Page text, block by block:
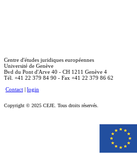
Centre d'études juridiques européennes
Université de Genève
Bvd du Pont d'Arve 40 - CH 1211 Genève 4
Tél. +41 22 379 84 90 - Fax +41 22 379 86 62
Contact | login
Copyright © 2025 CEJE. Tous droits réservés.